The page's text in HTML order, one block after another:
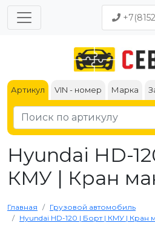
Артикул VIN - номер Марка
Hyundai HD-
КМУ | Кран
Главная
Грузовой автомобиль
Hyundai HD-120 | Борт | КМУ | Кран